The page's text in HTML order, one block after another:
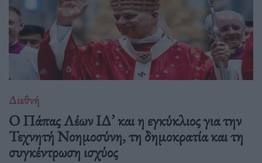
Διεθνή
Ο Πάπας Λέων ΙΔ’ και η εγκύκλιος για την
Τεχνητή Νοημοσύνη, τη δημοκρατία και τη
συγκέντρωση ισχύος